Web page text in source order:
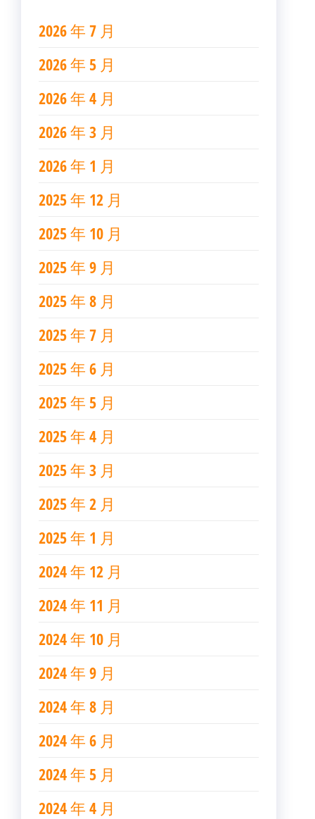
2026 年 7 月
2026 年 5 月
2026 年 4 月
2026 年 3 月
2026 年 1 月
2025 年 12 月
2025 年 10 月
2025 年 9 月
2025 年 8 月
2025 年 7 月
2025 年 6 月
2025 年 5 月
2025 年 4 月
2025 年 3 月
2025 年 2 月
2025 年 1 月
2024 年 12 月
2024 年 11 月
2024 年 10 月
2024 年 9 月
2024 年 8 月
2024 年 6 月
2024 年 5 月
2024 年 4 月